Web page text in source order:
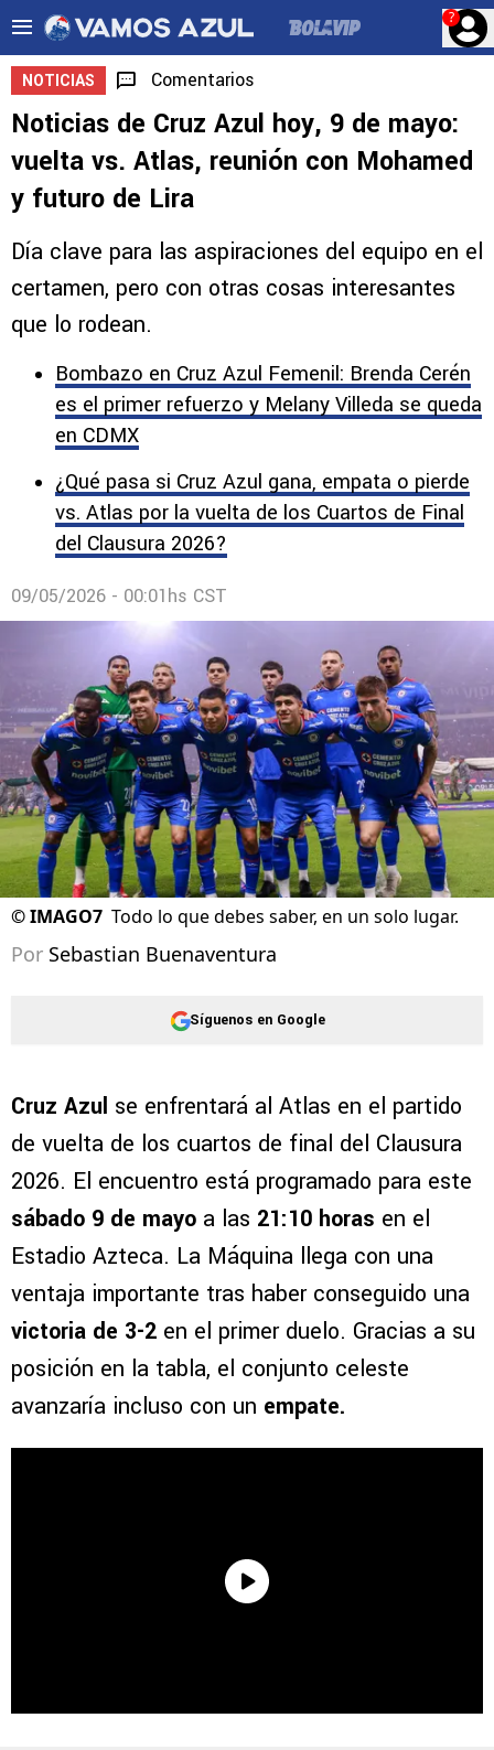
?
NOTICIAS Comentarios
Noticias de Cruz Azul hoy, 9 de mayo:
vuelta vs. Atlas, reunión con Mohamed
y futuro de Lira
Día clave para las aspiraciones del equipo en el
certamen, pero con otras cosas interesantes
que lo rodean.
Bombazo en Cruz Azul Femenil: Brenda Cerén
es el primer refuerzo y Melany Villeda se queda
en CDMX
¿Qué pasa si Cruz Azul gana, empata o pierde
vs. Atlas por la vuelta de los Cuartos de Final
del Clausura 2026?
09/05/2026 - 00:01hs CST
©IMAGO7 Todo lo que debes saber, en un solo lugar.
Por Sebastian Buenaventura
Síguenos en Google
Cruz Azul se enfrentará al Atlas en el partido
de vuelta de los cuartos de final del Clausura
2026. El encuentro está programado para este
sábado 9 de mayo a las 21:10 horas en el
Estadio Azteca. La Máquina llega con una
ventaja importante tras haber conseguido una
victoria de 3-2 en el primer duelo. Gracias a su
posición en la tabla, el conjunto celeste
avanzaría incluso con un empate.